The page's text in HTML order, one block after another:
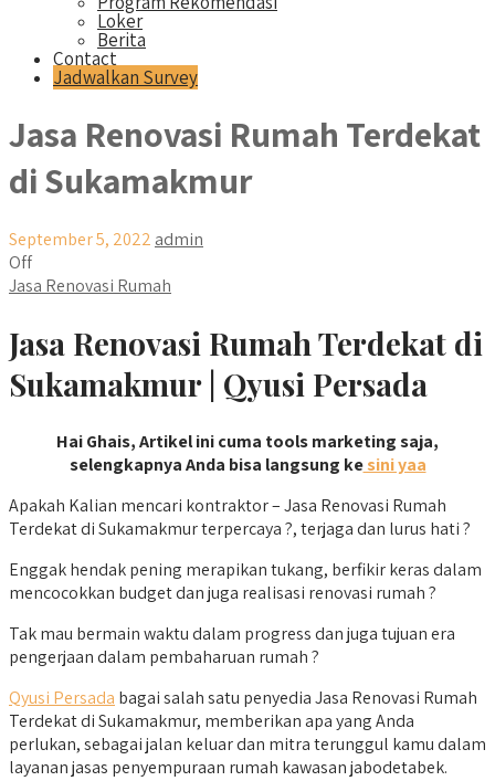
Loker
Berita
Contact
Jadwalkan Survey
Jasa Renovasi Rumah Terdekat
di Sukamakmur
September 5, 2022 admin
Off
Jasa Renovasi Rumah
Jasa Renovasi Rumah Terdekat di
Sukamakmur | Qyusi Persada
Hai Ghais, Artikel ini cuma tools marketing saja,
selengkapnya Anda bisa langsung kesini yaa
Apakah Kalian mencari kontraktor – Jasa Renovasi Rumah
Terdekat di Sukamakmur terpercaya ?, terjaga dan lurus hati ?
Enggak hendak pening merapikan tukang, berfikir keras dalam
mencocokkan budget dan juga realisasi renovasi rumah ?
Tak mau bermain waktu dalam progress dan juga tujuan era
pengerjaan dalam pembaharuan rumah ?
Qyusi Persada bagai salah satu penyedia Jasa Renovasi Rumah
Terdekat di Sukamakmur, memberikan apa yang Anda
perlukan, sebagai jalan keluar dan mitra terunggul kamu dalam
layanan jasas penyempuraan rumah kawasan jabodetabek.